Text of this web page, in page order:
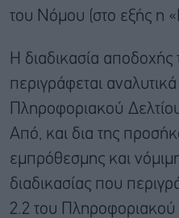
του Νόμου (στο εξής η
Η διαδικασία
περιγράφεται
Πληροφοριακού
Από, και δια της
εμπρόθεσμης και
διαδικασίας που
2.2 του Πληροφοριακού